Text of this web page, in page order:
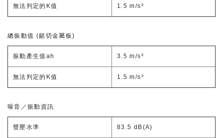
無法判定的K值 1.5 m/s²
總振動值 (鋸切金屬板)
振動產生值ah 3.5 m/s²
無法判定的K值 1.5 m/s²
噪音／振動資訊
聲壓水準 83.5 dB(A)